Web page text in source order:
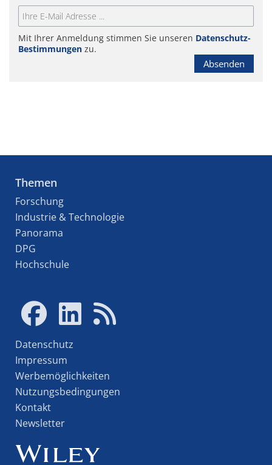
Mit Ihrer Anmeldung stimmen Sie unseren Datenschutz-
Bestimmungen zu.
Absenden
Themen
Forschung
Industrie & Technologie
Panorama
DPG
Hochschule
Datenschutz
Impressum
Werbemöglichkeiten
Nutzungsbedingungen
Kontakt
Newsletter